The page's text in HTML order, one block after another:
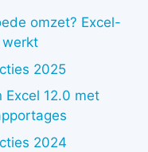
omzet? Excel-
werkt
2025
Excel 12.0 met
2024